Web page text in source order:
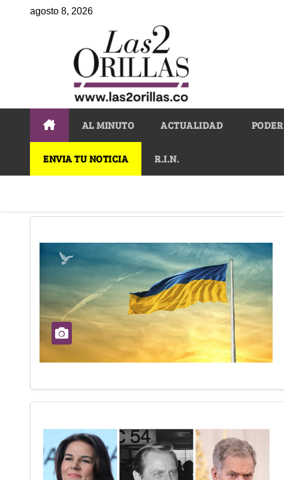
agosto 8, 2026
AL MINUTO ACTUALIDAD PODER
ENVIA TU NOTICIA R.I.N.